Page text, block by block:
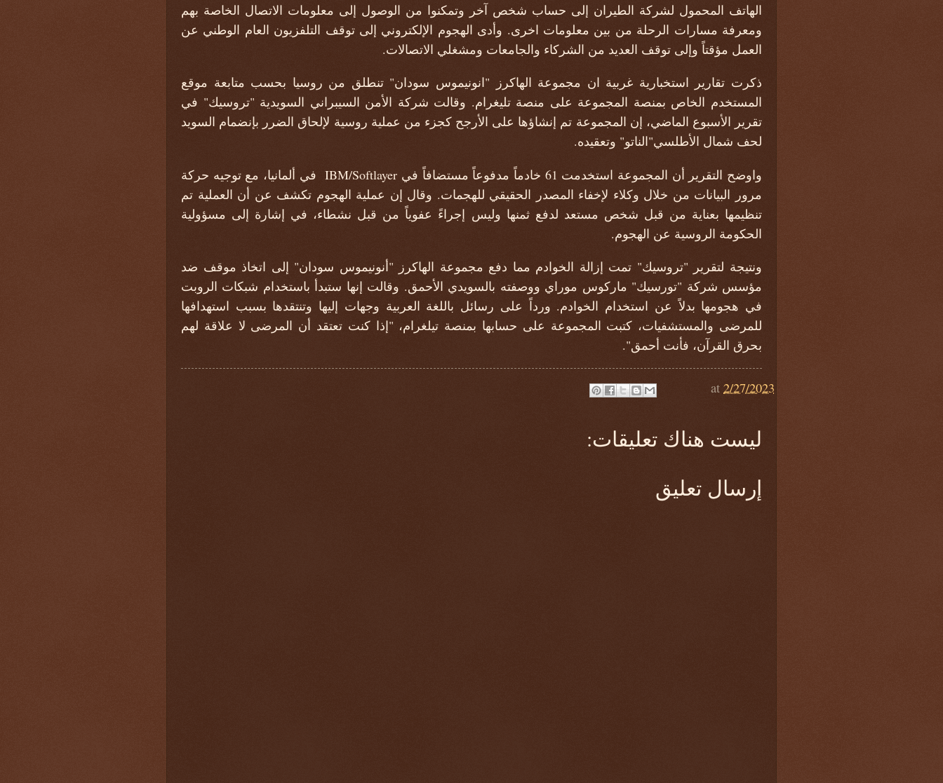
الهاتف المحمول لشركة الطيران إلى حساب شخص آخر وتمكنوا من الوصول إلى معلومات الاتصال الخاصة بهم
ومعرفة مسارات الرحلة من بين معلومات اخرى. وأدى الهجوم الإلكتروني إلى توقف التلفزيون العام الوطني عن
العمل مؤقتاً وإلى توقف العديد من الشركاء والجامعات ومشغلي الاتصالات.
ذكرت تقارير استخبارية غربية ان مجموعة الهاكرز "انونيموس سودان" تنطلق من روسيا بحسب متابعة موقع
المستخدم الخاص بمنصة المجموعة على منصة تليغرام. وقالت شركة الأمن السيبراني السويدية "تروسيك" في
تقرير الأسبوع الماضي، إن المجموعة تم إنشاؤها على الأرجح كجزء من عملية روسية لإلحاق الضرر بإنضمام السويد
لحف شمال الأطلسي"الناتو" وتعقيده.
واوضح التقرير أن المجموعة استخدمت 61 خادماً مدفوعاً مستضافاً في IBM/Softlayer في ألمانيا، مع توجيه حركة
مرور البيانات من خلال وكلاء لإخفاء المصدر الحقيقي للهجمات. وقال إن عملية الهجوم تكشف عن أن العملية تم
تنظيمها بعناية من قبل شخص مستعد لدفع ثمنها وليس إجراءً عفوياً من قبل نشطاء، في إشارة إلى مسؤولية
الحكومة الروسية عن الهجوم.
ونتيجة لتقرير "تروسيك" تمت إزالة الخوادم مما دفع مجموعة الهاكرز "أنونيموس سودان" إلى اتخاذ موقف ضد
مؤسس شركة "تورسيك" ماركوس موراي ووصفته بالسويدي الأحمق. وقالت إنها ستبدأ باستخدام شبكات الروبت
في هجومها بدلاً عن استخدام الخوادم. ورداً على رسائل باللغة العربية وجهات إليها وتنتقدها بسبب استهدافها
للمرضى والمستشفيات، كتبت المجموعة على حسابها بمنصة تيلغرام، "إذا كنت تعتقد أن المرضى لا علاقة لهم
بحرق القرآن، فأنت أحمق".
at2/27/2023
ليست هناك تعليقات:
إرسال تعليق